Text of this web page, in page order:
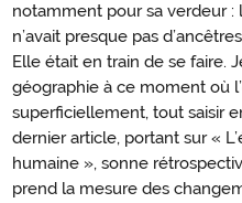
notamment pour sa verdeur
n’avait presque pas
Elle était en train de se faire.
géographie à ce moment où
superficiellement, tout saisir
dernier article, portant sur «
humaine », sonne
prend la mesure des